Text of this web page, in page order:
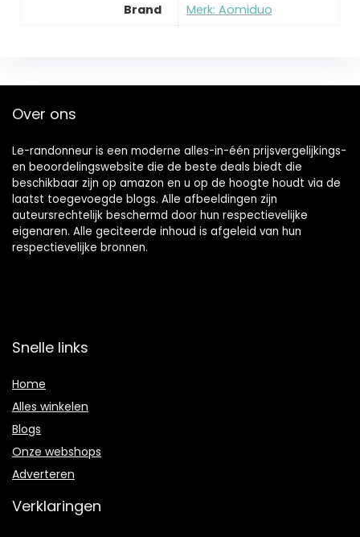
Brand Merk: Aomiduo
Over ons
Le-randonneur is een moderne alles-in-één prijsvergelijkings-
en beoordelingswebsite die de beste deals biedt die
beschikbaar zijn op amazon en u op de hoogte houdt via de
laatst toegevoegde blogs. Alle afbeeldingen zijn
auteursrechtelijk beschermd door hun respectievelijke
eigenaren. Alle geciteerde inhoud is afgeleid van hun
respectievelijke bronnen.
Snelle links
Home
Alles winkelen
Blogs
Onze webshops
Adverteren
Verklaringen